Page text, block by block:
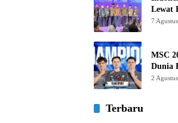
Lewat
7
MSC
Dunia
2
Terbaru